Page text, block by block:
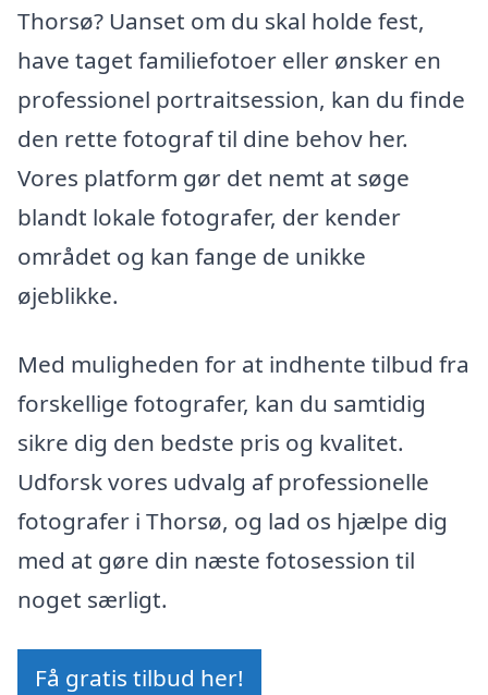
Thorsø? Uanset om du skal holde fest,
have taget familiefotoer eller ønsker en
professionel portraitsession, kan du finde
den rette fotograf til dine behov her.
Vores platform gør det nemt at søge
blandt lokale fotografer, der kender
området og kan fange de unikke
øjeblikke.
Med muligheden for at indhente tilbud fra
forskellige fotografer, kan du samtidig
sikre dig den bedste pris og kvalitet.
Udforsk vores udvalg af professionelle
fotografer i Thorsø, og lad os hjælpe dig
med at gøre din næste fotosession til
noget særligt.
Få gratis tilbud her!